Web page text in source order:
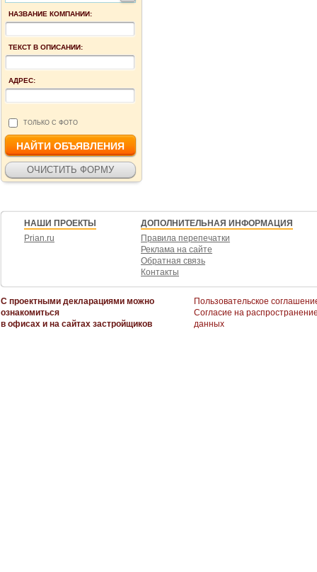
НАЗВАНИЕ КОМПАНИИ:
ТЕКСТ В ОПИСАНИИ:
АДРЕС:
ТОЛЬКО С ФОТО
НАШИ ПРОЕКТЫ
Prian.ru
ДОПОЛНИТЕЛЬНАЯ ИНФОРМАЦИЯ
Правила перепечатки
Реклама на сайте
Обратная связь
Контакты
С проектными декларациями можно
ознакомиться
в офисах и на сайтах застройщиков
Пользовательское
Согласие на
данных